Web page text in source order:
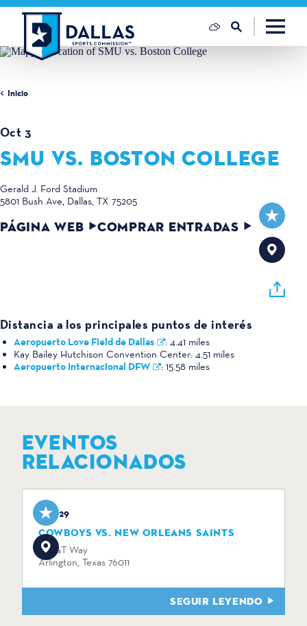
Ir al contenido
Inicio
Oct 3
SMU VS. BOSTON COLLEGE
Gerald J. Ford Stadium
5801 Bush Ave Dallas, TX 75205
PÁGINA WEB COMPRAR ENTRADAS
Distancia a los principales puntos de interés
Aeropuerto Love Field de Dallas : 4.41 miles
Kay Bailey Hutchison Convention Center: 4.51 miles
Aeropuerto Internacional DFW : 15.58 miles
EVENTOS
RELACIONADOS
Aug 29
COWBOYS VS. NEW ORLEANS SAINTS
1 AT&T Way
Arlington, Texas 76011
SEGUIR LEYENDO